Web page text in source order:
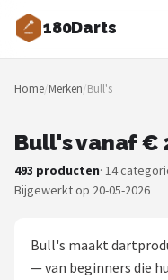
180Darts
Zoeken
NAVIGATIE
Merken
Dartspelers
Home/Merken/Bull's
Bull's vanaf €
493 producten· 14
Bijgewerkt op 20-05-2026
Bull's maakt
— van beginners die